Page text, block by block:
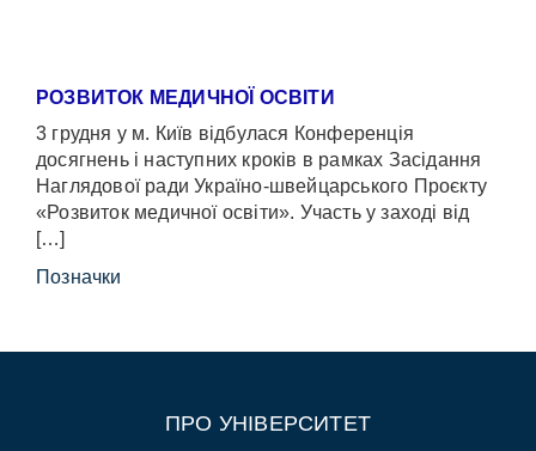
РОЗВИТОК МЕДИЧНОЇ ОСВІТИ
3 грудня у м. Київ відбулася Конференція
досягнень і наступних кроків в рамках Засідання
Наглядової ради Україно-швейцарського Проєкту
«Розвиток медичної освіти». Участь у заході від
[…]
Позначки
ПРО УНІВЕРСИТЕТ